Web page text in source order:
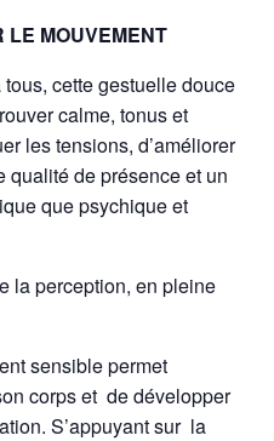
LE MOUVEMENT
cette gestuelle douce
calme, tonus et
les tensions, d’améliorer
qualité de présence et un
que psychique et
la perception, en pleine
sensible permet
corps et de développer
S’appuyant sur la